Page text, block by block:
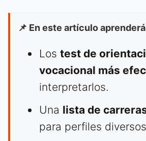
📌 En este artículo
Los test de
vocacional más
interpretarlos.
Una lista de
para perfiles